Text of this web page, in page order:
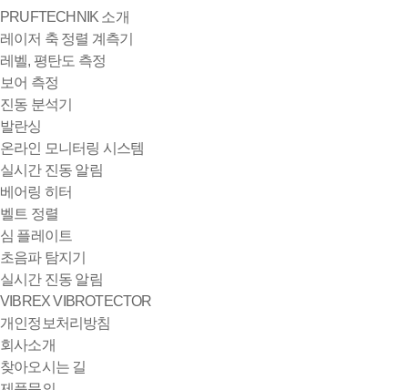
PRUFTECHNIK 소개
레이저 축 정렬 계측기
레벨, 평탄도 측정
보어 측정
진동 분석기
발란싱
온라인 모니터링 시스템
실시간 진동 알림
베어링 히터
벨트 정렬
심 플레이트
초음파 탐지기
실시간 진동 알림
VIBREX VIBROTECTOR
개인정보처리방침
회사소개
찾아오시는 길